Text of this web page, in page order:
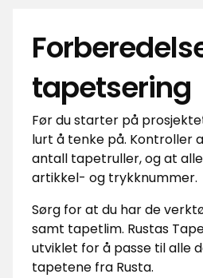
tapetsering
Før du starter på
lurt å tenke på. Kontroller
antall tapetruller, og at
artikkel- og trykknummer.
Sørg for at du har de
samt tapetlim. Rustas
utviklet for å passe til alle
tapetene fra Rusta.